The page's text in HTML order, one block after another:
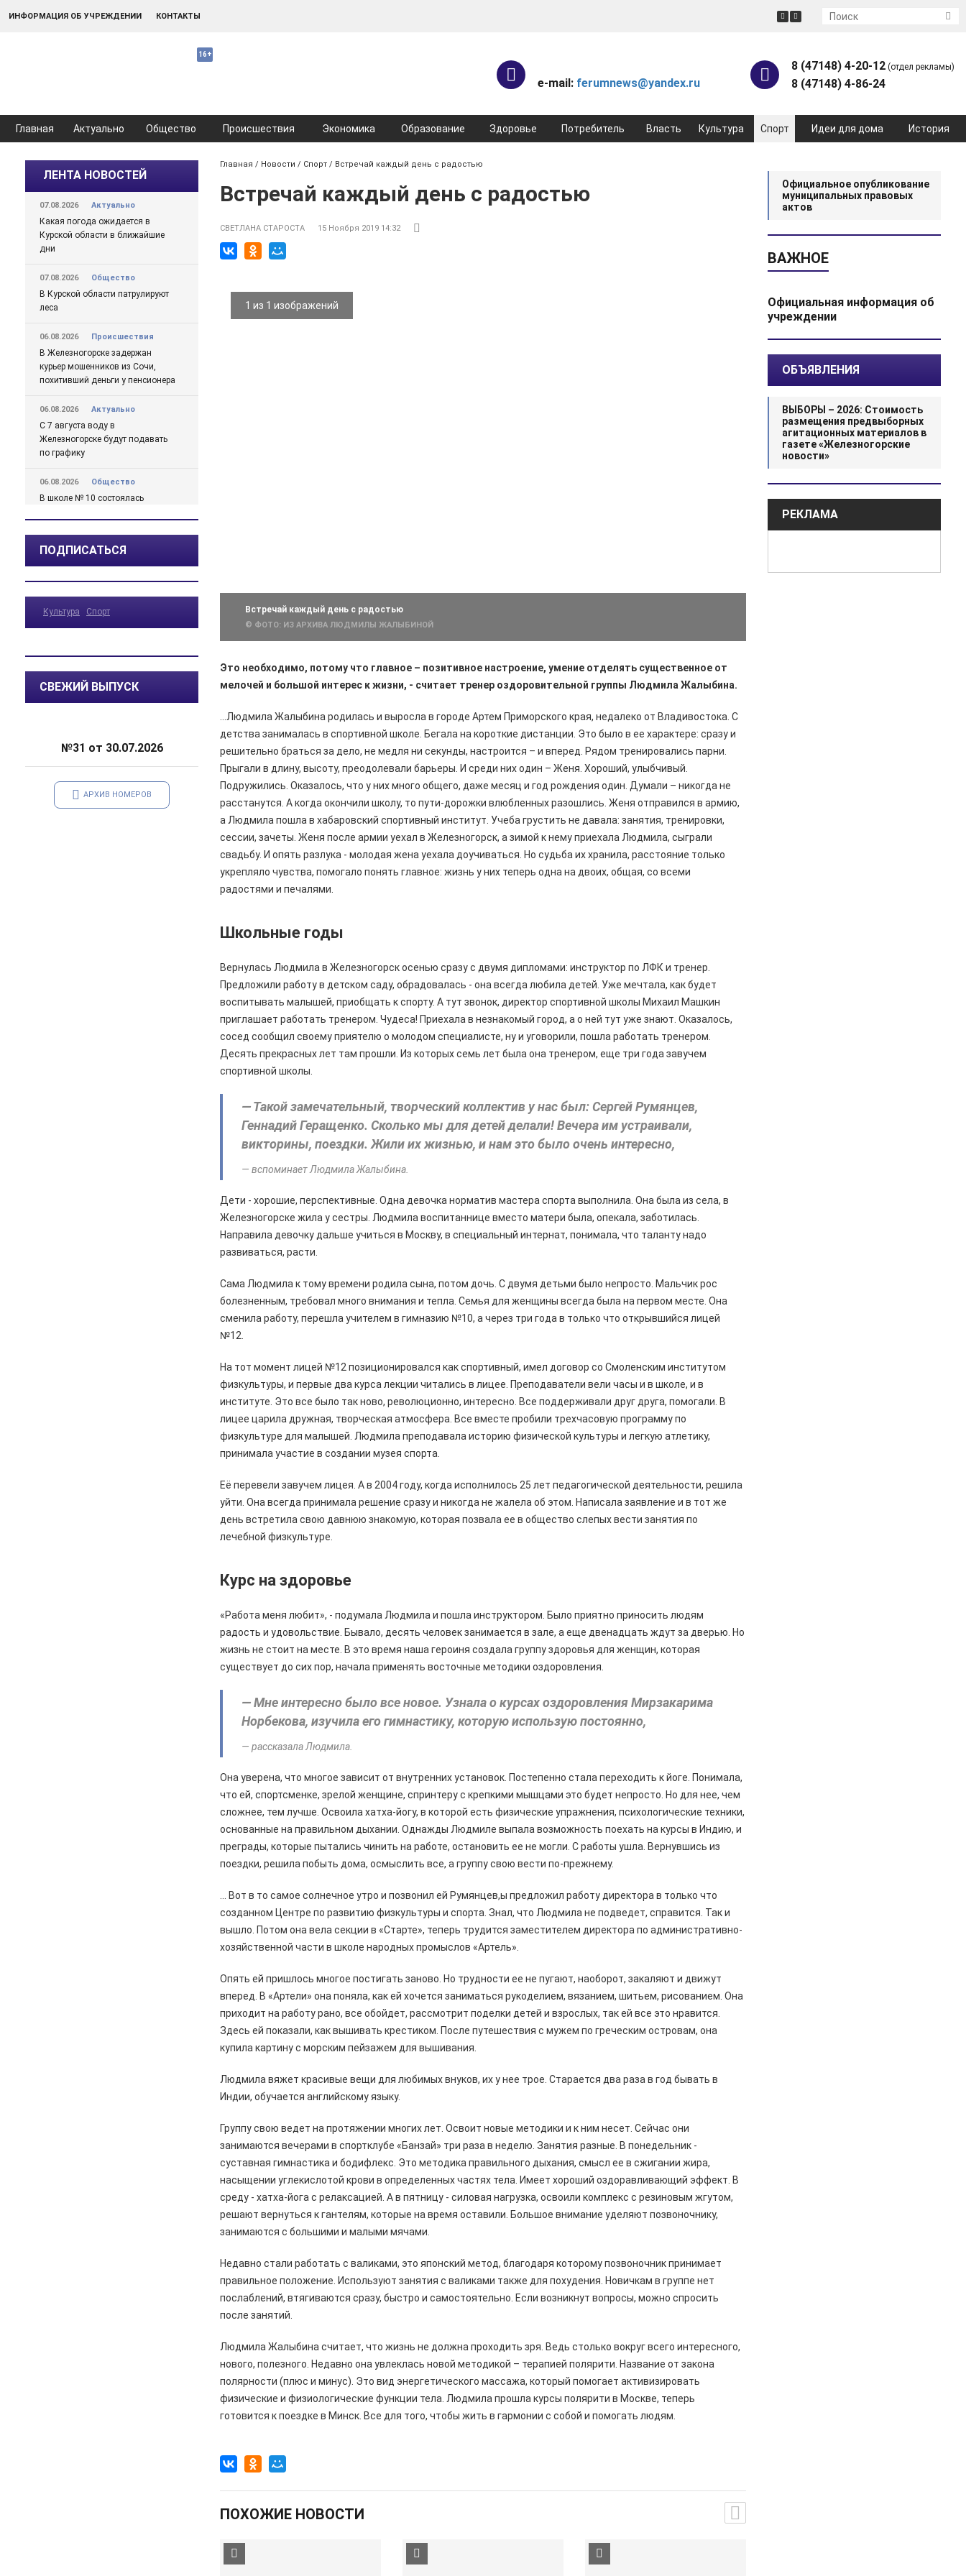
ИНФОРМАЦИЯ ОБ УЧРЕЖДЕНИИ КОНТАКТЫ
e-mail: ferumnews@yandex.ru
8 (47148) 4-20-12 (отдел рекламы)
8 (47148) 4-86-24
Главная Актуально Общество Происшествия Экономика Образование Здоровье Потребитель Власть Культура Спорт Идеи для дома История
ЛЕНТА НОВОСТЕЙ
07.08.2026 Актуально
Какая погода ожидается в
Курской области в ближайшие
дни
07.08.2026 Общество
В Курской области патрулируют
леса
06.08.2026 Происшествия
В Железногорске задержан
курьер мошенников из Сочи,
похитивший деньги у пенсионера
06.08.2026 Актуально
С 7 августа воду в
Железногорске будут подавать
по графику
06.08.2026 Общество
В школе № 10 состоялась
06.08.2026 Общество
перемены, связанные с
улучшением дорожной
инфраструктуры
Сгорел дотла: железногорский
суд взыскал 1,5 млн рублей за
некачественный ремонт
Жительницу Железногорска
саду
ПОДПИСАТЬСЯ
Культура Спорт
СВЕЖИЙ ВЫПУСК
№31 от 30.07.2026
АРХИВ НОМЕРОВ
Главная / Новости / Спорт / Встречай каждый день с радостью
Встречай каждый день с радостью
СВЕТЛАНА СТАРОСТА 15 Ноября 2019 14:32
1 из 1 изображений
Встречай каждый день с радостью
© ФОТО: ИЗ АРХИВА ЛЮДМИЛЫ ЖАЛЫБИНОЙ
Это необходимо, потому что главное – позитивное настроение, умение отделять существенное от
мелочей и большой интерес к жизни, - считает тренер оздоровительной группы Людмила Жалыбина.
…Людмила Жалыбина родилась и выросла в городе Артем Приморского края, недалеко от Владивостока. С
детства занималась в спортивной школе. Бегала на короткие дистанции. Это было в ее характере: сразу и
решительно браться за дело, не медля ни секунды, настроится – и вперед. Рядом тренировались парни.
Прыгали в длину, высоту, преодолевали барьеры. И среди них один – Женя. Хороший, улыбчивый.
Подружились. Оказалось, что у них много общего, даже месяц и год рождения один. Думали – никогда не
расстанутся. А когда окончили школу, то пути-дорожки влюбленных разошлись. Женя отправился в армию,
а Людмила пошла в хабаровский спортивный институт. Учеба грустить не давала: занятия, тренировки,
сессии, зачеты. Женя после армии уехал в Железногорск, а зимой к нему приехала Людмила, сыграли
свадьбу. И опять разлука - молодая жена уехала доучиваться. Но судьба их хранила, расстояние только
укрепляло чувства, помогало понять главное: жизнь у них теперь одна на двоих, общая, со всеми
радостями и печалями.
Школьные годы
Вернулась Людмила в Железногорск осенью сразу с двумя дипломами: инструктор по ЛФК и тренер.
Предложили работу в детском саду, обрадовалась - она всегда любила детей. Уже мечтала, как будет
воспитывать малышей, приобщать к спорту. А тут звонок, директор спортивной школы Михаил Машкин
приглашает работать тренером. Чудеса! Приехала в незнакомый город, а о ней тут уже знают. Оказалось,
сосед сообщил своему приятелю о молодом специалисте, ну и уговорили, пошла работать тренером.
Десять прекрасных лет там прошли. Из которых семь лет была она тренером, еще три года завучем
спортивной школы.
— Такой замечательный, творческий коллектив у нас был: Сергей Румянцев,
Геннадий Геращенко. Сколько мы для детей делали! Вечера им устраивали,
викторины, поездки. Жили их жизнью, и нам это было очень интересно,
— вспоминает Людмила Жалыбина.
Дети - хорошие, перспективные. Одна девочка норматив мастера спорта выполнила. Она была из села, в
Железногорске жила у сестры. Людмила воспитаннице вместо матери была, опекала, заботилась.
Направила девочку дальше учиться в Москву, в специальный интернат, понимала, что таланту надо
развиваться, расти.
Сама Людмила к тому времени родила сына, потом дочь. С двумя детьми было непросто. Мальчик рос
болезненным, требовал много внимания и тепла. Семья для женщины всегда была на первом месте. Она
сменила работу, перешла учителем в гимназию №10, а через три года в только что открывшийся лицей
№12.
На тот момент лицей №12 позиционировался как спортивный, имел договор со Смоленским институтом
физкультуры, и первые два курса лекции читались в лицее. Преподаватели вели часы и в школе, и в
институте. Это все было так ново, революционно, интересно. Все поддерживали друг друга, помогали. В
лицее царила дружная, творческая атмосфера. Все вместе пробили трехчасовую программу по
физкультуре для малышей. Людмила преподавала историю физической культуры и легкую атлетику,
принимала участие в создании музея спорта.
Её перевели завучем лицея. А в 2004 году, когда исполнилось 25 лет педагогической деятельности, решила
уйти. Она всегда принимала решение сразу и никогда не жалела об этом. Написала заявление и в тот же
день встретила свою давнюю знакомую, которая позвала ее в общество слепых вести занятия по
лечебной физкультуре.
Курс на здоровье
«Работа меня любит», - подумала Людмила и пошла инструктором. Было приятно приносить людям
радость и удовольствие. Бывало, десять человек занимается в зале, а еще двенадцать ждут за дверью. Но
жизнь не стоит на месте. В это время наша героиня создала группу здоровья для женщин, которая
существует до сих пор, начала применять восточные методики оздоровления.
— Мне интересно было все новое. Узнала о курсах оздоровления Мирзакарима
Норбекова, изучила его гимнастику, которую использую постоянно,
— рассказала Людмила.
Она уверена, что многое зависит от внутренних установок. Постепенно стала переходить к йоге. Понимала,
что ей, спортсменке, зрелой женщине, спринтеру с крепкими мышцами это будет непросто. Но для нее, чем
сложнее, тем лучше. Освоила хатха-йогу, в которой есть физические упражнения, психологические техники,
основанные на правильном дыхании. Однажды Людмиле выпала возможность поехать на курсы в Индию, и
преграды, которые пытались чинить на работе, остановить ее не могли. С работы ушла. Вернувшись из
поездки, решила побыть дома, осмыслить все, а группу свою вести по-прежнему.
… Вот в то самое солнечное утро и позвонил ей Румянцев,ы предложил работу директора в только что
созданном Центре по развитию физкультуры и спорта. Знал, что Людмила не подведет, справится. Так и
вышло. Потом она вела секции в «Старте», теперь трудится заместителем директора по административно-
хозяйственной части в школе народных промыслов «Артель».
Опять ей пришлось многое постигать заново. Но трудности ее не пугают, наоборот, закаляют и движут
вперед. В «Артели» она поняла, как ей хочется заниматься рукоделием, вязанием, шитьем, рисованием. Она
приходит на работу рано, все обойдет, рассмотрит поделки детей и взрослых, так ей все это нравится.
Здесь ей показали, как вышивать крестиком. После путешествия с мужем по греческим островам, она
купила картину с морским пейзажем для вышивания.
Людмила вяжет красивые вещи для любимых внуков, их у нее трое. Старается два раза в год бывать в
Индии, обучается английскому языку.
Группу свою ведет на протяжении многих лет. Освоит новые методики и к ним несет. Сейчас они
занимаются вечерами в спортклубе «Банзай» три раза в неделю. Занятия разные. В понедельник -
суставная гимнастика и бодифлекс. Это методика правильного дыхания, смысл ее в сжигании жира,
насыщении углекислотой крови в определенных частях тела. Имеет хороший оздоравливающий эффект. В
среду - хатха-йога с релаксацией. А в пятницу - силовая нагрузка, освоили комплекс с резиновым жгутом,
решают вернуться к гантелям, которые на время оставили. Большое внимание уделяют позвоночнику,
занимаются с большими и малыми мячами.
Недавно стали работать с валиками, это японский метод, благодаря которому позвоночник принимает
правильное положение. Используют занятия с валиками также для похудения. Новичкам в группе нет
послаблений, втягиваются сразу, быстро и самостоятельно. Если возникнут вопросы, можно спросить
после занятий.
Людмила Жалыбина считает, что жизнь не должна проходить зря. Ведь столько вокруг всего интересного,
нового, полезного. Недавно она увлеклась новой методикой – терапией полярити. Название от закона
полярности (плюс и минус). Это вид энергетического массажа, который помогает активизировать
физические и физиологические функции тела. Людмила прошла курсы полярити в Москве, теперь
готовится к поездке в Минск. Все для того, чтобы жить в гармонии с собой и помогать людям.
ПОХОЖИЕ НОВОСТИ
Официальное опубликование
муниципальных правовых
актов
ВАЖНОЕ
Официальная информация об
учреждении
ОБЪЯВЛЕНИЯ
ВЫБОРЫ – 2026: Стоимость
размещения предвыборных
агитационных материалов в
газете «Железногорские
новости»
РЕКЛАМА